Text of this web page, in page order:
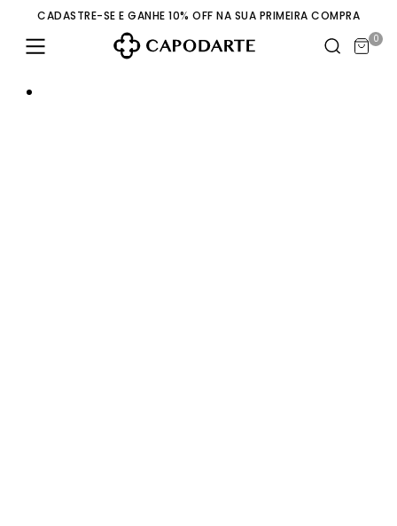
CADASTRE-SE E GANHE 10% OFF NA SUA PRIMEIRA COMPRA
0